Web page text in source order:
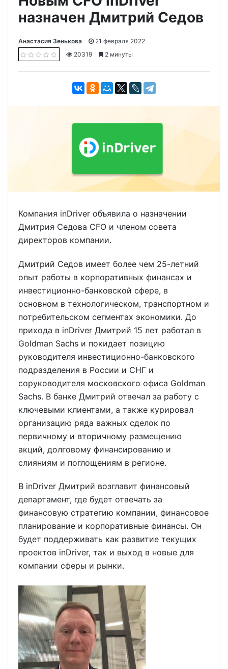
назначен Дмитрий Седов
Анастасия Зенькова
21 февраля 2022
20319
2 минуты
Компания inDriver объявила о назначении
Дмитрия Седова CFO и членом совета
директоров компании.
Дмитрий Седов имеет более чем 25-летний
опыт работы в корпоративных финансах и
инвестиционно-банковской сфере, в
основном в технологическом, транспортном и
потребительском сегментах экономики. До
прихода в inDriver Дмитрий 15 лет работал в
Goldman Sachs и покидает позицию
руководителя инвестиционно-банковского
подразделения в России и СНГ и
соруководителя московского офиса Goldman
Sachs. В банке Дмитрий отвечал за работу с
ключевыми клиентами, а также курировал
организацию ряда важных сделок по
первичному и вторичному размещению
акций, долговому финансированию и
слияниям и поглощениям в регионе.
В inDriver Дмитрий возглавит финансовый
департамент, где будет отвечать за
финансовую стратегию компании, финансовое
планирование и корпоративные финансы. Он
будет поддерживать как развитие текущих
проектов inDriver, так и выход в новые для
компании сферы и рынки.